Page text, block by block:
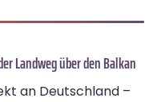
Landweg über den Balkan
an Deutschland –